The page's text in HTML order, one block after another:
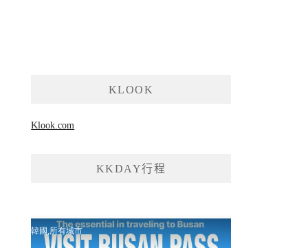
KLOOK
Klook.com
KKDAY行程